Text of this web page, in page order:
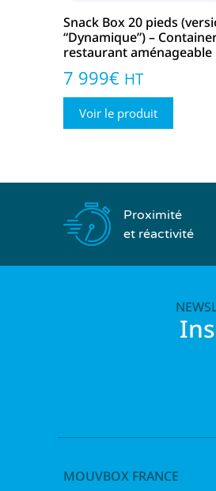
Snack Box 20 pieds
“Dynamique”) –
restaurant aménageable
7 999€ HT
Voir le produit
Proximité
et réactivité
MOUVBOX FRANCE